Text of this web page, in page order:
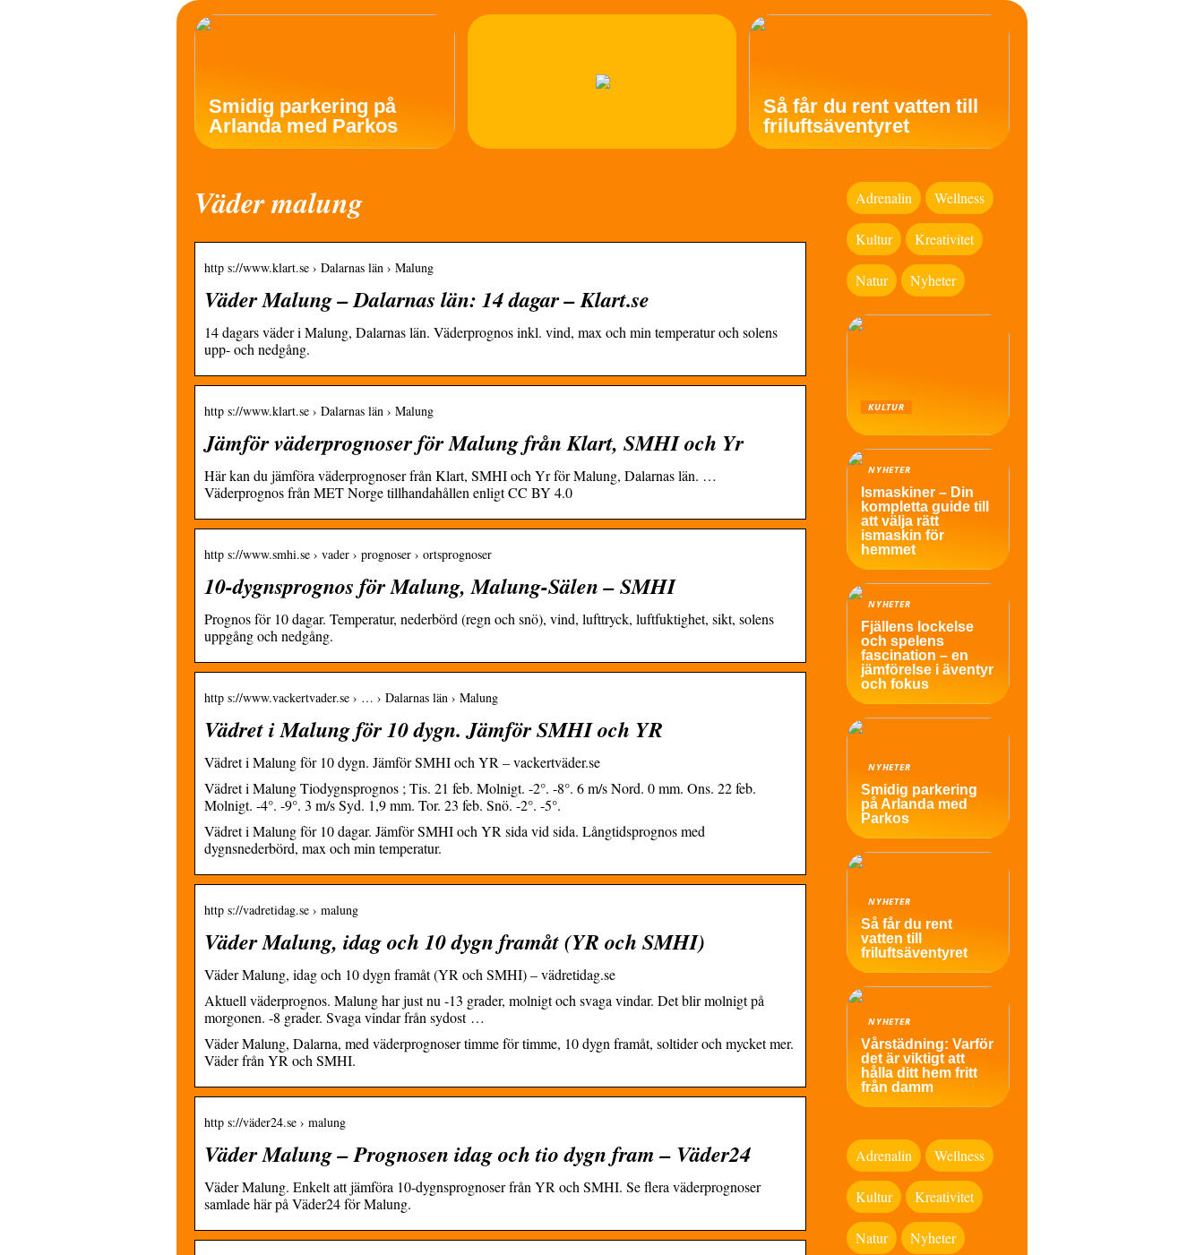
Smidig parkering på
Arlanda med Parkos
Så får du rent vatten till
friluftsäventyret
Väder malung
http s://www.klart.se › Dalarnas län › Malung
Väder Malung – Dalarnas län: 14 dagar – Klart.se
14 dagars väder i Malung, Dalarnas län. Väderprognos inkl. vind, max och min temperatur och solens
upp- och nedgång.
http s://www.klart.se › Dalarnas län › Malung
Jämför väderprognoser för Malung från Klart, SMHI och Yr
Här kan du jämföra väderprognoser från Klart, SMHI och Yr för Malung, Dalarnas län. …
Väderprognos från MET Norge tillhandahållen enligt CC BY 4.0
http s://www.smhi.se › vader › prognoser › ortsprognoser
10-dygnsprognos för Malung, Malung-Sälen – SMHI
Prognos för 10 dagar. Temperatur, nederbörd (regn och snö), vind, lufttryck, luftfuktighet, sikt, solens
uppgång och nedgång.
http s://www.vackertvader.se › … › Dalarnas län › Malung
Vädret i Malung för 10 dygn. Jämför SMHI och YR
Vädret i Malung för 10 dygn. Jämför SMHI och YR – vackertväder.se
Vädret i Malung Tiodygnsprognos ; Tis. 21 feb. Molnigt. -2°. -8°. 6 m/s Nord. 0 mm. Ons. 22 feb.
Molnigt. -4°. -9°. 3 m/s Syd. 1,9 mm. Tor. 23 feb. Snö. -2°. -5°.
Vädret i Malung för 10 dagar. Jämför SMHI och YR sida vid sida. Långtidsprognos med
dygnsnederbörd, max och min temperatur.
http s://vadretidag.se › malung
Väder Malung, idag och 10 dygn framåt (YR och SMHI)
Väder Malung, idag och 10 dygn framåt (YR och SMHI) – vädretidag.se
Aktuell väderprognos. Malung har just nu -13 grader, molnigt och svaga vindar. Det blir molnigt på
morgonen. -8 grader. Svaga vindar från sydost …
Väder Malung, Dalarna, med väderprognoser timme för timme, 10 dygn framåt, soltider och mycket mer.
Väder från YR och SMHI.
http s://väder24.se › malung
Väder Malung – Prognosen idag och tio dygn fram – Väder24
Väder Malung. Enkelt att jämföra 10-dygnsprognoser från YR och SMHI. Se flera väderprognoser
samlade här på Väder24 för Malung.
Adrenalin Wellness
Kultur Kreativitet
Natur Nyheter
KULTUR
NYHETER
Ismaskiner – Din
kompletta guide till
att välja rätt
ismaskin för
hemmet
NYHETER
Fjällens lockelse
och spelens
fascination – en
jämförelse i äventyr
och fokus
NYHETER
Smidig parkering
på Arlanda med
Parkos
NYHETER
Så får du rent
vatten till
friluftsäventyret
NYHETER
Vårstädning: Varför
det är viktigt att
hålla ditt hem fritt
från damm
Adrenalin Wellness
Kultur Kreativitet
Natur Nyheter